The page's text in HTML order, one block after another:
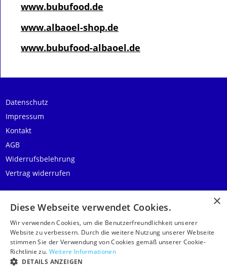
www.bubufood.de
www.albaoel-shop.de
www.bubufood-albaoel.de
Datenschutz
Impressum
Kontakt
AGB
Widerrufsbelehrung
Vertrag widerrufen
Diese Webseite verwendet Cookies.
Wir verwenden Cookies, um die Benutzerfreundlichkeit unserer
Website zu verbessern. Durch die weitere Nutzung unserer Webseite
stimmen Sie der Verwendung von Cookies gemäß unserer Cookie-
Richtlinie zu. Weitere Informationen
DETAILS ANZEIGEN